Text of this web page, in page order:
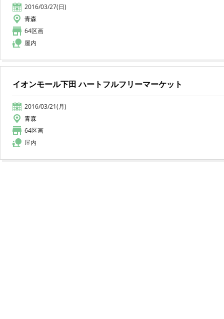
2016/03/27(日)
青森
64区画
屋内
イオンモール下田 ハートフルフリーマーケット
2016/03/21(月)
青森
64区画
屋内